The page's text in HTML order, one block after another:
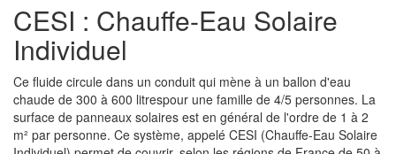
CESI : Chauffe-Eau Solaire
Individuel
Ce fluide circule dans un conduit qui mène à un ballon d'eau
chaude de 300 à 600 litrespour une famille de 4/5 personnes. La
surface de panneaux solaires est en général de l'ordre de 1 à 2
m² par personne. Ce système, appelé CESI (Chauffe-Eau Solaire